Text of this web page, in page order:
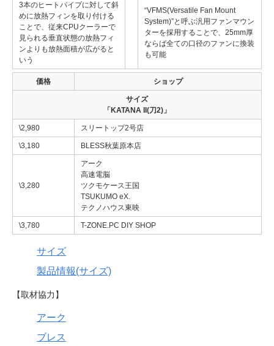
3本のヒートパイプに対して斜
めに放熱フィンを取り付ける
ことで、従来CPUクーラーで
見られる垂直状態の放熱フィ
ンよりも放熱面積が広がると
いう
“VFMS(Versatile Fan Mount
System)”と呼ぶ汎用ファンマウン
ターを採用することで、25mm厚
ならば全ての口径のファンに換装
も可能
価格 ショップ
サイズ
「KATANA II(刀2)」
\2,980 スリートップ2号店
\3,180 BLESS秋葉原本店
\3,280
アーク
高速電脳
ツクモケース王国
TSUKUMO eX.
テクノハウス東映
\3,780 T-ZONE.PC DIY SHOP
サイズ
製品情報(サイズ)
【取材協力】
アーク
ブレス